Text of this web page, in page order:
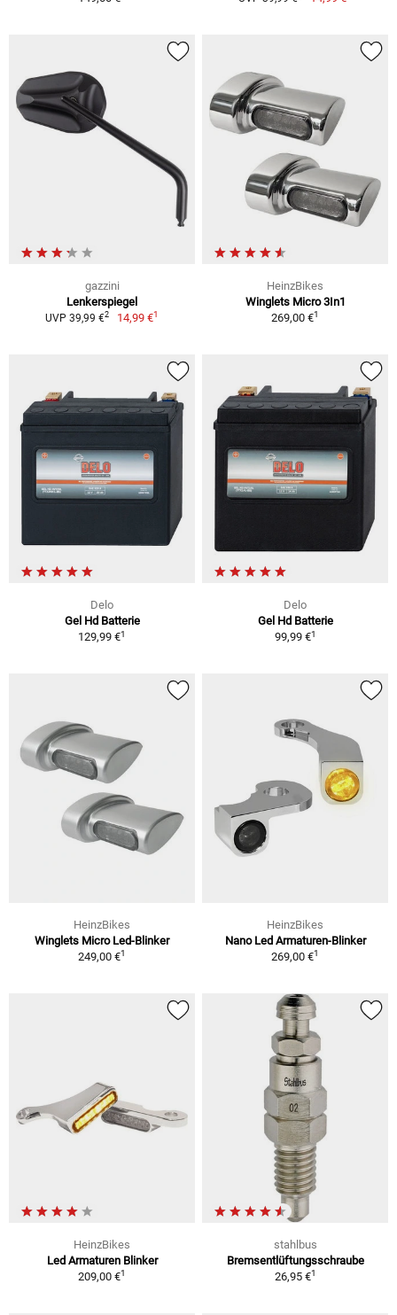
gazzini
Lenkerspiegel
UVP 39,99 €2 14,99 €1
HeinzBikes
Winglets Micro 3In1
269,00 €1
Delo
Gel Hd Batterie
129,99 €1
Delo
Gel Hd Batterie
99,99 €1
HeinzBikes
Winglets Micro Led-Blinker
249,00 €1
HeinzBikes
Nano Led Armaturen-Blinker
269,00 €1
HeinzBikes
Led Armaturen Blinker
209,00 €1
stahlbus
Bremsentlüftungsschraube
26,95 €1